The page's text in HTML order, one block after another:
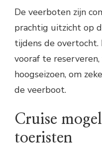
De veerboten zijn
prachtig uitzicht op
tijdens de overtocht.
vooraf te
hoogseizoen, om
de veerboot.
Cruise
toeristen